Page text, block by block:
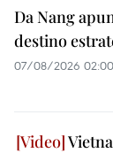
Da Nang
destino
07/08/2026 02:00